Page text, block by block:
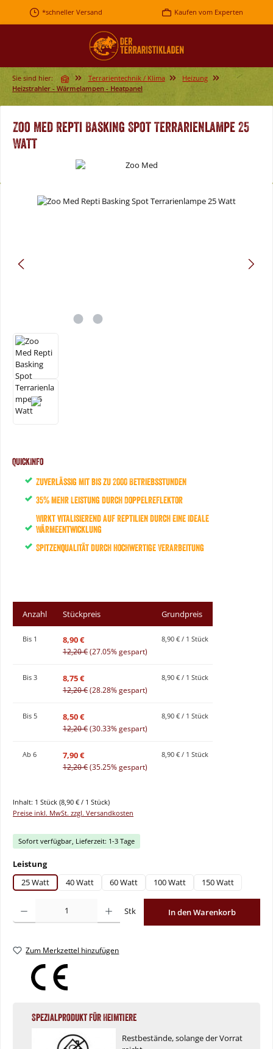
Zum Hauptinhalt springen
*schneller Versand Kaufen vom Experten
Sie sind hier: Terrarientechnik / Klima
Heizung
Heizstrahler - Wärmelampen - Heatpanel
Zoo Med Repti Basking Spot Terrarienlampe 25
Watt
Bildergalerie überspringen
QuickInfo
Zuverlässig mit bis zu 2000 Betriebsstunden
35% mehr Leistung durch Doppelreflektor
Wirkt vitalisierend auf Reptilien durch eine ideale
Wärmeentwicklung
Spitzenqualität durch hochwertige Verarbeitung
Anzahl Stückpreis Grundpreis
Bis 1 8,90 €
12,20 €(27.05% gespart)
8,90 € / 1 Stück
Bis 3 8,75 €
12,20 €(28.28% gespart)
8,90 € / 1 Stück
Bis 5 8,50 €
12,20 €(30.33% gespart)
8,90 € / 1 Stück
Ab 6 7,90 €
12,20 €(35.25% gespart)
8,90 € / 1 Stück
Inhalt: 1 Stück (8,90 € / 1 Stück)
Preise inkl. MwSt. zzgl. Versandkosten
Sofort verfügbar, Lieferzeit: 1-3 Tage
Leistungauswählen
25 Watt
40 Watt 60 Watt 100 Watt 150 Watt
Stk In den Warenkorb
Zum Merkzettel hinzufügen
Spezialprodukt für Heimtiere
Restbestände, solange der Vorrat